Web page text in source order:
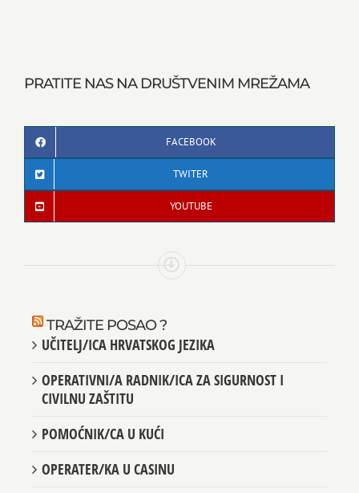
PRATITE NAS NA DRUŠTVENIM MREŽAMA
FACEBOOK
TWITER
YOUTUBE
TRAŽITE POSAO ?
UČITELJ/ICA HRVATSKOG JEZIKA
OPERATIVNI/A RADNIK/ICA ZA SIGURNOST I
CIVILNU ZAŠTITU
POMOĆNIK/CA U KUĆI
OPERATER/KA U CASINU